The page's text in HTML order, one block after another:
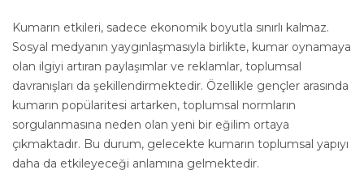
Kumarın etkileri, sadece ekonomik boyutla sınırlı kalmaz.
Sosyal medyanın yaygınlaşmasıyla birlikte, kumar oynamaya
olan ilgiyi artıran paylaşımlar ve reklamlar, toplumsal
davranışları da şekillendirmektedir. Özellikle gençler arasında
kumarın popülaritesi artarken, toplumsal normların
sorgulanmasına neden olan yeni bir eğilim ortaya
çıkmaktadır. Bu durum, gelecekte kumarın toplumsal yapıyı
daha da etkileyeceği anlamına gelmektedir.